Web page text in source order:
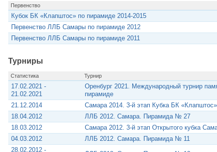
Первенство
Кубок БК «Клапштос» по пирамиде 2014-2015
Первенство ЛЛБ Самары по пирамиде 2012
Первенство ЛЛБ Самары по пирамиде 2011
Турниры
Статистика Турнир
17.02.2021 -
21.02.2021
Оренбург 2021. Международный турнир
пирамиде
21.12.2014
Самара 2014. 3-й этап Кубка БК
18.04.2012
ЛЛБ 2012. Самара. Пирамида № 27
18.03.2012
Самара 2012. 3-й этап Открытого кубка
04.03.2012
ЛЛБ 2012. Самара. Пирамида № 11
28.02.2012 -